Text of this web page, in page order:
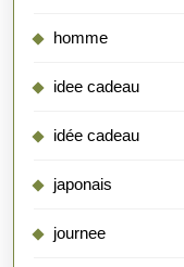
homme
idee cadeau
idée cadeau
japonais
journee